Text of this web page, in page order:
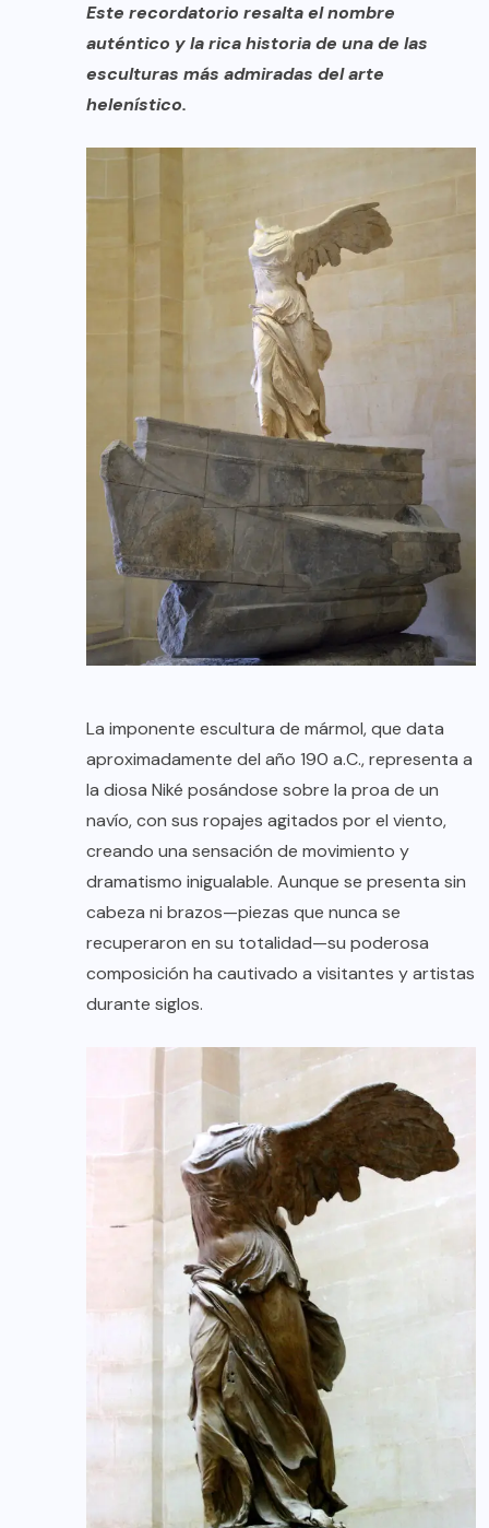
Este recordatorio resalta el nombre
auténtico y la rica historia de una de las
esculturas más admiradas del arte
helenístico.
La imponente escultura de mármol, que data
aproximadamente del año 190 a.C., representa a
la diosa Niké posándose sobre la proa de un
navío, con sus ropajes agitados por el viento,
creando una sensación de movimiento y
dramatismo inigualable. Aunque se presenta sin
cabeza ni brazos—piezas que nunca se
recuperaron en su totalidad—su poderosa
composición ha cautivado a visitantes y artistas
durante siglos.